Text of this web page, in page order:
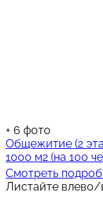
+ 6 фото
Общежитие (2
1000 м2 (на 100
Смотреть
Листайте влево/